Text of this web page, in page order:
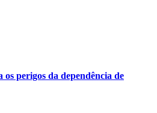
os perigos da dependência de